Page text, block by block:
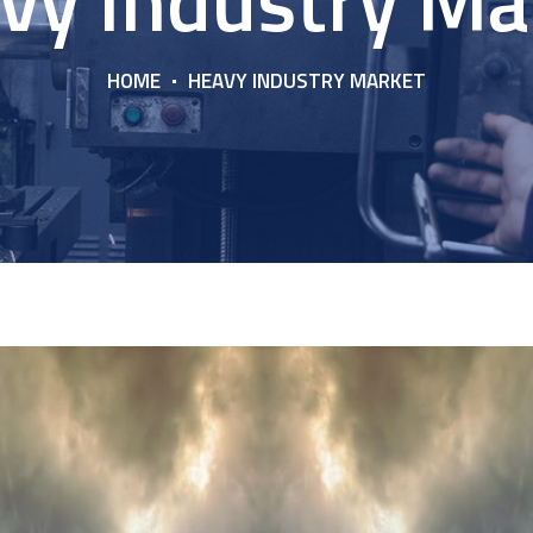
HOME HEAVY INDUSTRY MARKET